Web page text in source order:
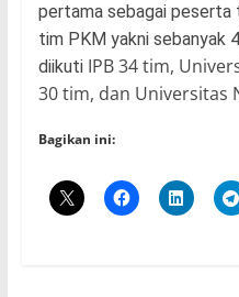
pertama sebagai peserta
tim PKM yakni sebanyak
diikuti IPB 34 tim,
30 tim, dan Universitas
Bagikan ini: